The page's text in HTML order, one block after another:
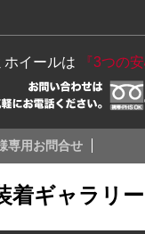
イールは 『3つの
専用お問合せ
着ギャラリー